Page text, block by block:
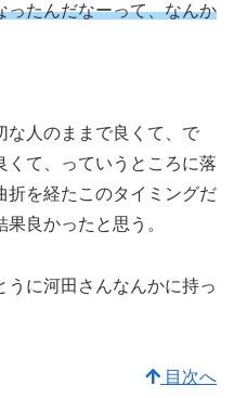
ったんだなーって、なんか
な人のままで良くて、で
くて、っていうところに落
折を経たこのタイミングだ
良かったと思う。
うに河田さんなんかに持っ
目次へ